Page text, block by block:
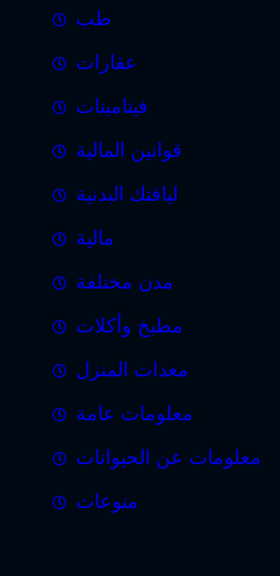
طب
عقارات
فيتامينات
قوانين المالية
لياقتك البدنية
مالية
مدن مختلفة
مطبخ وأكلات
معدات المنزل
معلومات عامة
معلومات عن الحيوانات
منوعات